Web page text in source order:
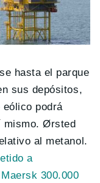
hasta el parque
sus depósitos,
eólico podrá
mismo. Ørsted
al metanol.
a
300.000